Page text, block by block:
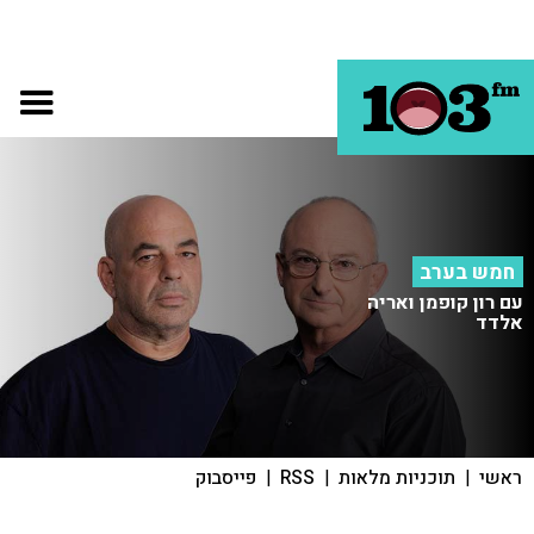
חמש בערב
עם רון קופמן ואריה
אלדד
ראשי | תוכניות מלאות |
RSS
| פייסבוק